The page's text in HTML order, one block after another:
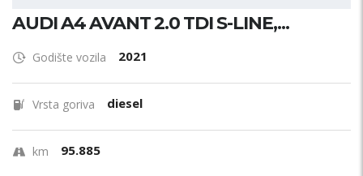
AUDI A4 AVANT 2.0 TDI S-LINE,...
Godište vozila 2021
Vrsta goriva diesel
km 95.885